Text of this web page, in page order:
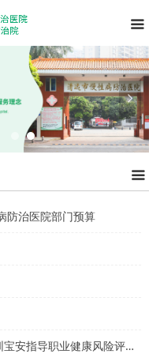
넲
끀
끀
防治医院部门预算
瞿鸿鹰带队前往深圳宝安指导职业健康风险评估工作